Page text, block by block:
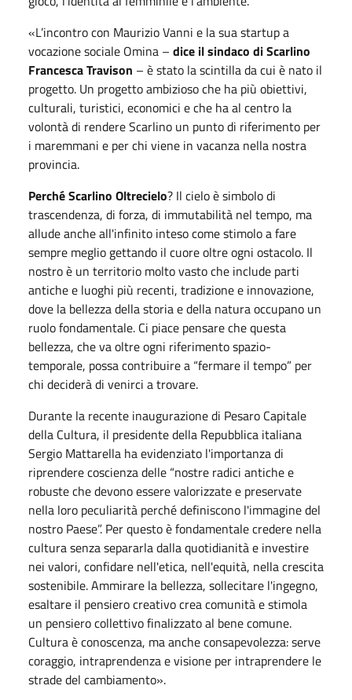
«L’incontro con Maurizio Vanni e la sua startup a
vocazione sociale Omina – dice il sindaco di Scarlino
Francesca Travison – è stato la scintilla da cui è nato il
progetto. Un progetto ambizioso che ha più obiettivi,
culturali, turistici, economici e che ha al centro la
volontà di rendere Scarlino un punto di riferimento per
i maremmani e per chi viene in vacanza nella nostra
provincia.
Perché Scarlino Oltrecielo? Il cielo è simbolo di
trascendenza, di forza, di immutabilità nel tempo, ma
allude anche all'infinito inteso come stimolo a fare
sempre meglio gettando il cuore oltre ogni ostacolo. Il
nostro è un territorio molto vasto che include parti
antiche e luoghi più recenti, tradizione e innovazione,
dove la bellezza della storia e della natura occupano un
ruolo fondamentale. Ci piace pensare che questa
bellezza, che va oltre ogni riferimento spazio-
temporale, possa contribuire a “fermare il tempo” per
chi deciderà di venirci a trovare.
Durante la recente inaugurazione di Pesaro Capitale
della Cultura, il presidente della Repubblica italiana
Sergio Mattarella ha evidenziato l'importanza di
riprendere coscienza delle “nostre radici antiche e
robuste che devono essere valorizzate e preservate
nella loro peculiarità perché definiscono l'immagine del
nostro Paese”. Per questo è fondamentale credere nella
cultura senza separarla dalla quotidianità e investire
nei valori, confidare nell'etica, nell'equità, nella crescita
sostenibile. Ammirare la bellezza, sollecitare l'ingegno,
esaltare il pensiero creativo crea comunità e stimola
un pensiero collettivo finalizzato al bene comune.
Cultura è conoscenza, ma anche consapevolezza: serve
coraggio, intraprendenza e visione per intraprendere le
strade del cambiamento».